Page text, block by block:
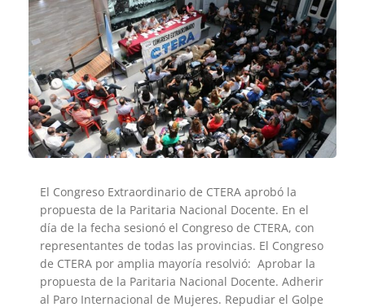
El Congreso Extraordinario de CTERA aprobó la
propuesta de la Paritaria Nacional Docente. En el
día de la fecha sesionó el Congreso de CTERA, con
representantes de todas las provincias. El Congreso
de CTERA por amplia mayoría resolvió: Aprobar la
propuesta de la Paritaria Nacional Docente. Adherir
al Paro Internacional de Mujeres. Repudiar el Golpe